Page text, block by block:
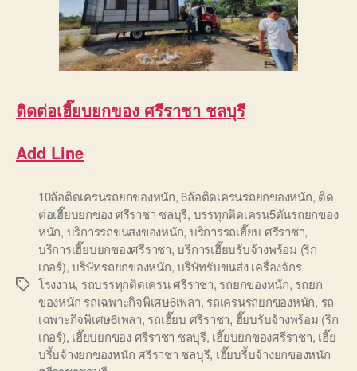
ติดต่อเฮี๊ยบยกของ ศรีราชา ชลบุรี
Add Line
Tags
10ล้อติดเครนรถยกของหนัก,6ล้อติดเครนรถยกของหนัก, ติด
ต่อเฮี๊ยบยกของ ศรีราชา ชลบุรี, บรรทุกติดเครน5ตันรถยกของ
หนัก, บริการรถขนสงของหนัก, บริการรถเฮี๊ยบ ศรีราชา,
บริการเฮี๊ยบยกของศรีราชา,บริการเฮี๊ยบรับจ้างพร้อม (ริก
เกอร์),บริษัทรถยกของหนัก,บริษัทรับขนส่ง เครื่องจักร
โรงงาน, รถบรรทุกติดเครน ศรีราชา, รถยกของหนัก, รถยก
ของหนัก รถเฉพาะกิจพิเศษ6เพลา, รถเครนรถยกของหนัก, รถ
เฉพาะกิจพิเศษ6เพลา, รถเฮี๊ยบ ศรีราชา, ฮี๊ยบรับจ้างพร้อม (ริก
เกอร์), เฮี๊ยบยกของ ศรีราชา ชลบุรี, เฮี๊ยบยกของศรีราชา, เฮี๊ย
บรีับจ้างยกของหนัก ศรีราชา ชลบุรี, เฮี๊ยบรีับจ้างยกของหนัก